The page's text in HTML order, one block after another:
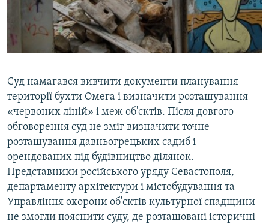
Суд намагався вивчити документи планування
території бухти Омега і визначити розташування
«червоних ліній» і меж об'єктів. Після довгого
обговорення суд не зміг визначити точне
розташування давньогрецьких садиб і
орендованих під будівництво ділянок.
Представники російського уряду Севастополя,
департаменту архітектури і містобудування та
Управління охорони об'єктів культурної спадщини
не змогли пояснити суду, де розташовані історичні